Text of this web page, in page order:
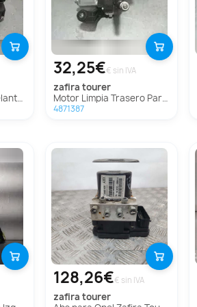
Tourer
32,25€€ sin IVA
zafira tourer
Motor Limpia Trasero Para Opel Zafira Tourer
4871387
128,26€€ sin IVA
zafira tourer